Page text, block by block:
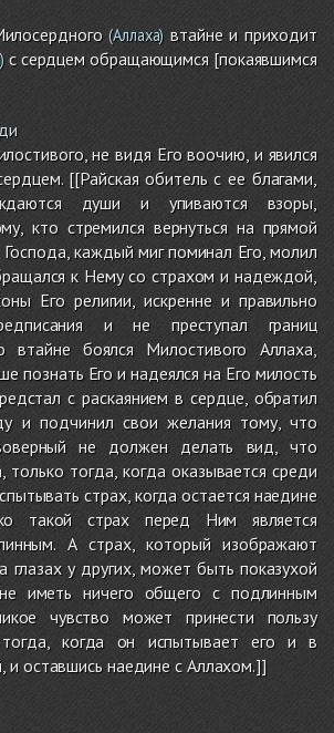
(Аллаха) втайне и приходит
с сердцем обращающимся [покаявшимся
не видя Его воочию, и явился
[[Райская обитель с ее благами,
души и упиваются взоры,
кто стремился вернуться на прямой
Господа, каждый миг поминал Его, молил
к Нему со страхом и надеждой,
Его религии, искренне и правильно
и не преступал границ
втайне боялся Милостивого Аллаха,
познать Его и надеялся на Его милость
с раскаянием в сердце, обратил
и подчинил свои желания тому, что
не должен делать вид, что
только тогда, когда оказывается среди
страх, когда остается наедине
такой страх перед Ним является
А страх, который изображают
у других, может быть показухой
иметь ничего общего с подлинным
чувство может принести пользу
тогда, когда он испытывает его и в
и оставшись наедине с Аллахом.]]